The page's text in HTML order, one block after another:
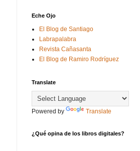
Eche Ojo
El Blog de Santiago
Labrapalabra
Revista Cañasanta
El Blog de Ramiro Rodríguez
Translate
Powered by Translate
¿Qué opina de los libros digitales?